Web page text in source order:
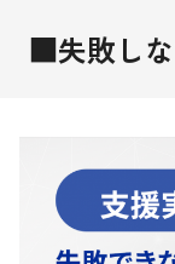
■失敗し